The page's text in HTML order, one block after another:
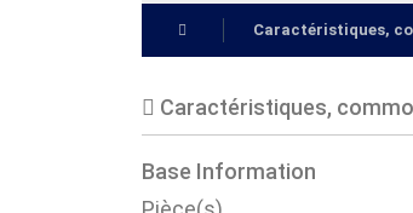
Caractéristiques,
Caractéristiques,
Base Information